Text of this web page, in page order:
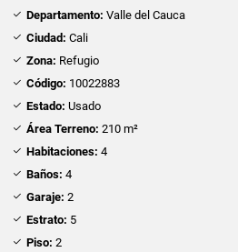
Departamento: Valle del Cauca
Ciudad: Cali
Zona: Refugio
Código: 10022883
Estado: Usado
Área Terreno: 210 m²
Habitaciones: 4
Baños: 4
Garaje: 2
Estrato: 5
Piso: 2